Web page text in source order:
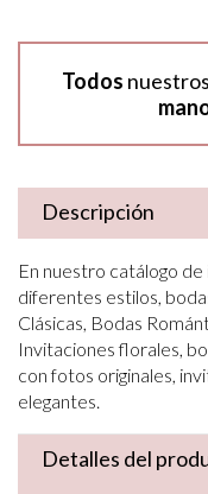
Todos
Descripción
En nuestro catálogo
diferentes estilos,
Clásicas, Bodas
Invitaciones florales,
con fotos originales,
elegantes.
Detalles del